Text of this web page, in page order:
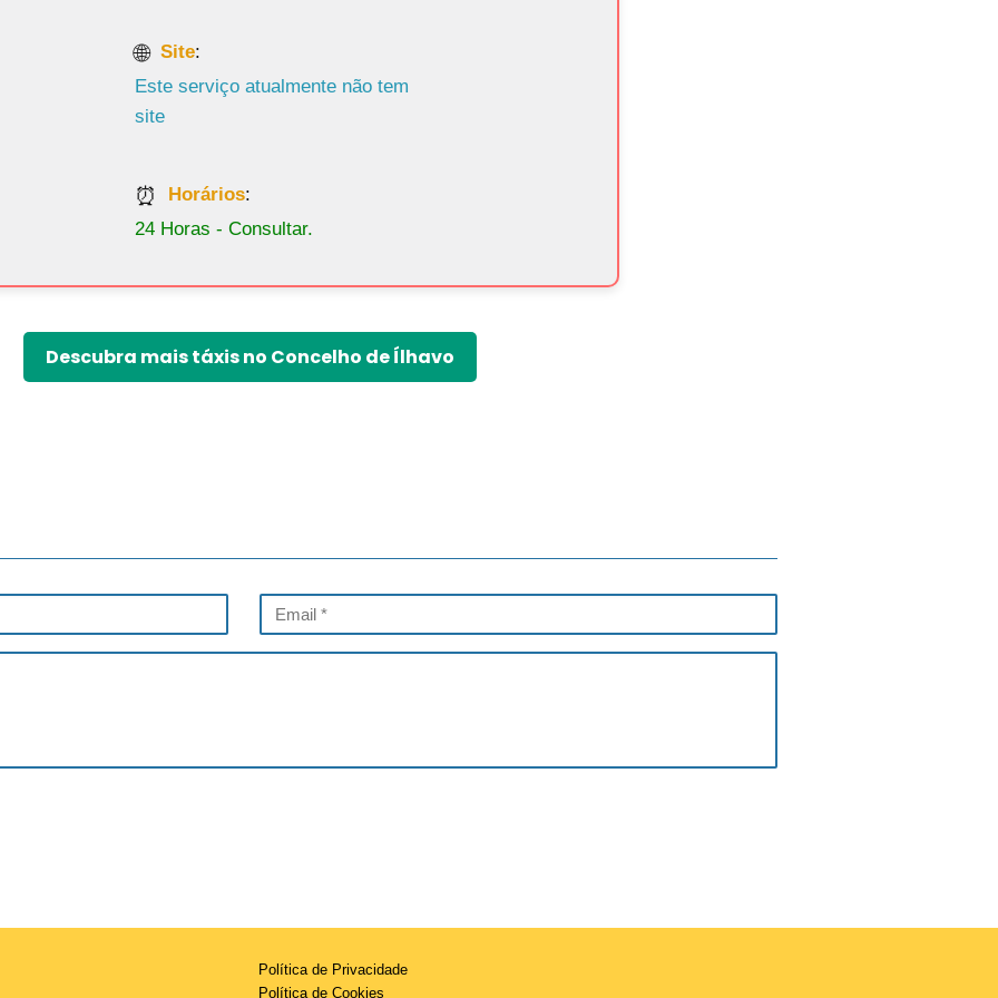
Site:
Este serviço atualmente não tem
site
Horários:
24 Horas - Consultar.
Descubra mais táxis no Concelho de Ílhavo